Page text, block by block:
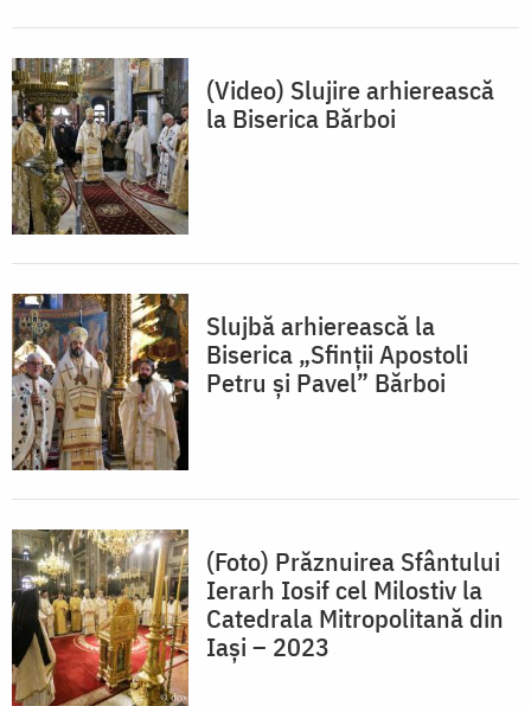
(Video) Slujire arhierească
la Biserica Bărboi
Slujbă arhierească la
Biserica „Sfinții Apostoli
Petru și Pavel” Bărboi
(Foto) Prăznuirea Sfântului
Ierarh Iosif cel Milostiv la
Catedrala Mitropolitană din
Iași – 2023